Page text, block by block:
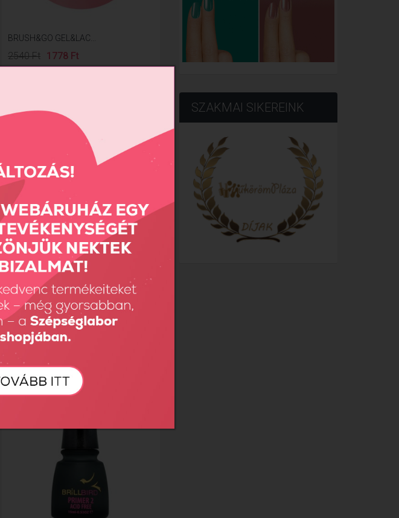
BRUSH&GO GEL&LAC...
2540 Ft 1778 Ft
SPRAY PREP 50ml
1890 Ft
SZAKMAI SIKEREINK